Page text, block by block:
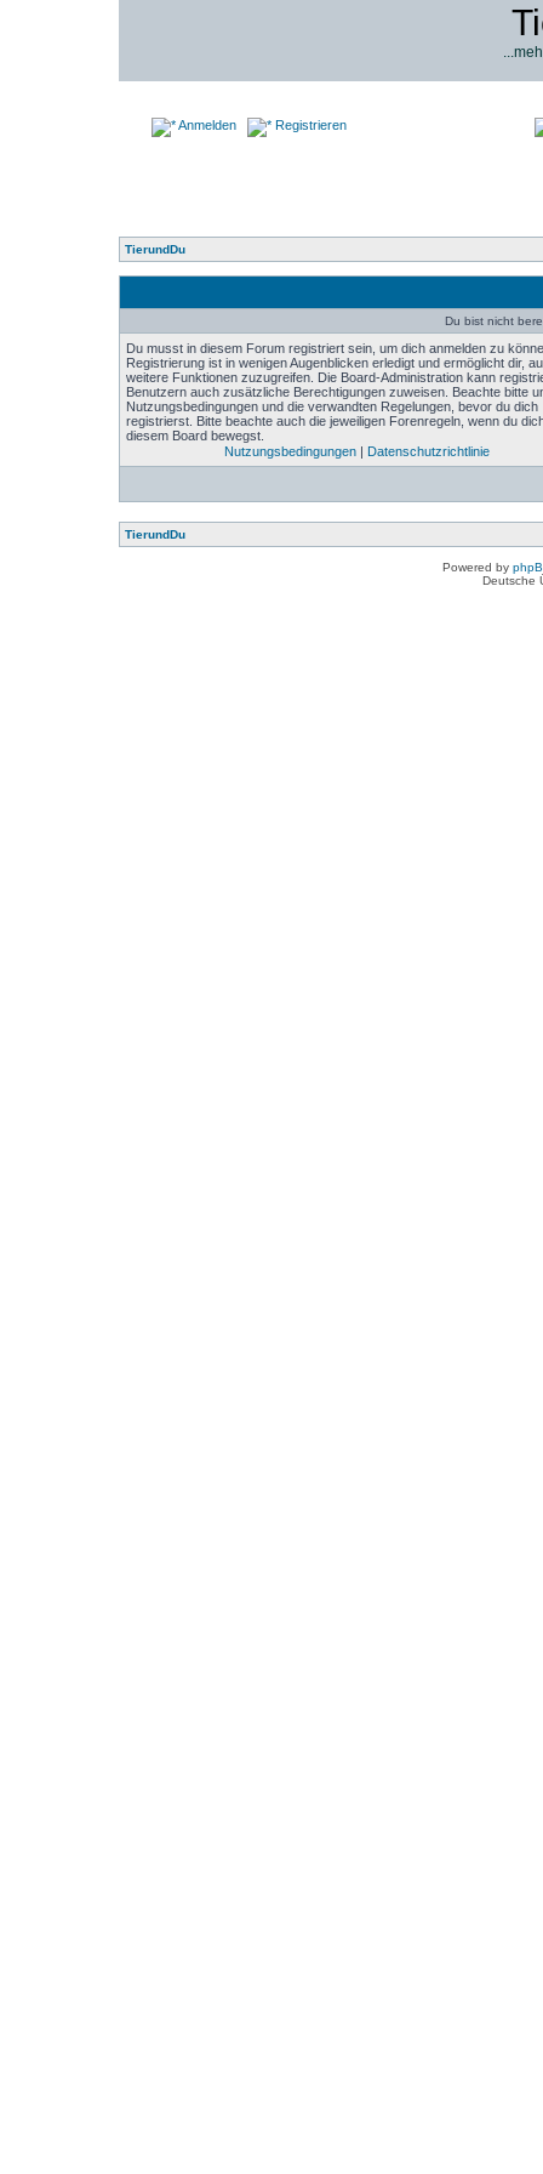
Anmelden Registrieren
TierundDu
Du bist nicht
Du musst in diesem Forum registriert sein, um dich anmelden zu
Registrierung ist in wenigen Augenblicken erledigt und ermöglicht dir,
weitere Funktionen zuzugreifen. Die Board-Administration kann
Benutzern auch zusätzliche Berechtigungen zuweisen. Beachte bitte
Nutzungsbedingungen und die verwandten Regelungen, bevor du dich
registrierst. Bitte beachte auch die jeweiligen Forenregeln, wenn du
diesem Board bewegst.
Nutzungsbedingungen| Datenschutzrichtlinie
TierundDu
Powered by
Deutsche